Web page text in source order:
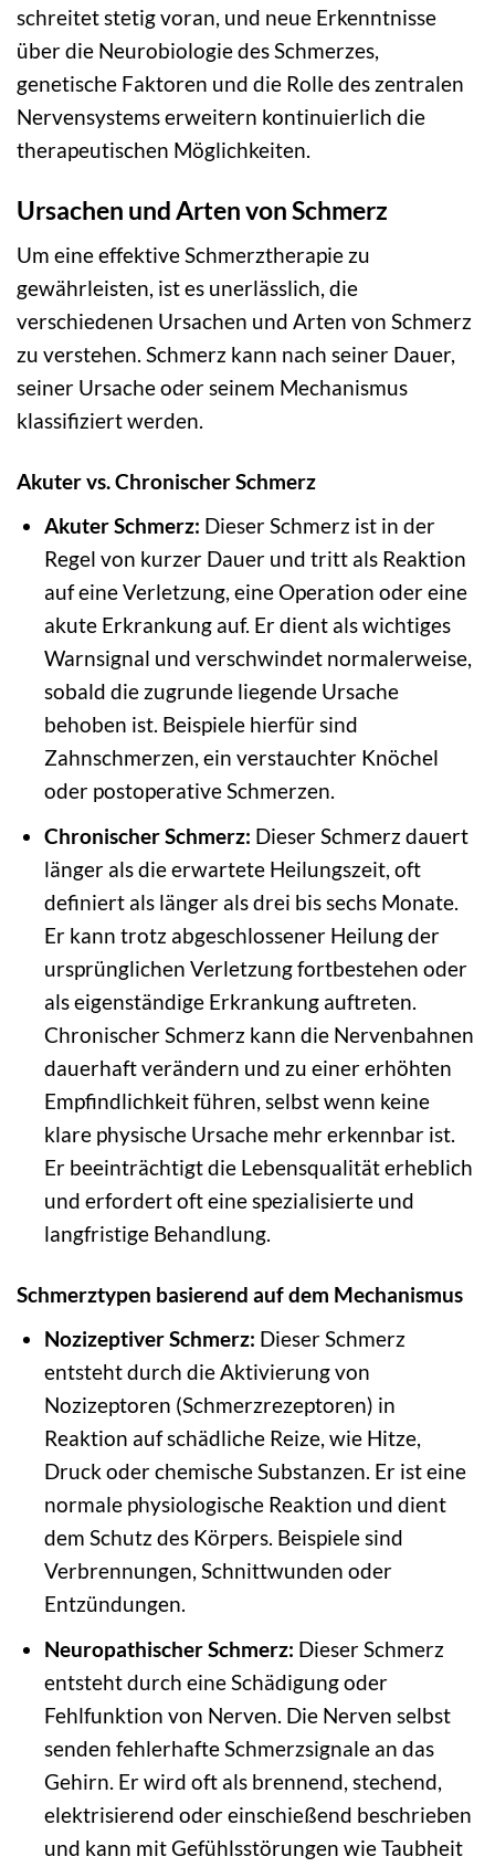
schreitet stetig voran, und neue Erkenntnisse
über die Neurobiologie des Schmerzes,
genetische Faktoren und die Rolle des zentralen
Nervensystems erweitern kontinuierlich die
therapeutischen Möglichkeiten.
Ursachen und Arten von Schmerz
Um eine effektive Schmerztherapie zu
gewährleisten, ist es unerlässlich, die
verschiedenen Ursachen und Arten von Schmerz
zu verstehen. Schmerz kann nach seiner Dauer,
seiner Ursache oder seinem Mechanismus
klassifiziert werden.
Akuter vs. Chronischer Schmerz
Akuter Schmerz: Dieser Schmerz ist in der
Regel von kurzer Dauer und tritt als Reaktion
auf eine Verletzung, eine Operation oder eine
akute Erkrankung auf. Er dient als wichtiges
Warnsignal und verschwindet normalerweise,
sobald die zugrunde liegende Ursache
behoben ist. Beispiele hierfür sind
Zahnschmerzen, ein verstauchter Knöchel
oder postoperative Schmerzen.
Chronischer Schmerz: Dieser Schmerz dauert
länger als die erwartete Heilungszeit, oft
definiert als länger als drei bis sechs Monate.
Er kann trotz abgeschlossener Heilung der
ursprünglichen Verletzung fortbestehen oder
als eigenständige Erkrankung auftreten.
Chronischer Schmerz kann die Nervenbahnen
dauerhaft verändern und zu einer erhöhten
Empfindlichkeit führen, selbst wenn keine
klare physische Ursache mehr erkennbar ist.
Er beeinträchtigt die Lebensqualität erheblich
und erfordert oft eine spezialisierte und
langfristige Behandlung.
Schmerztypen basierend auf dem Mechanismus
Nozizeptiver Schmerz: Dieser Schmerz
entsteht durch die Aktivierung von
Nozizeptoren (Schmerzrezeptoren) in
Reaktion auf schädliche Reize, wie Hitze,
Druck oder chemische Substanzen. Er ist eine
normale physiologische Reaktion und dient
dem Schutz des Körpers. Beispiele sind
Verbrennungen, Schnittwunden oder
Entzündungen.
Neuropathischer Schmerz: Dieser Schmerz
entsteht durch eine Schädigung oder
Fehlfunktion von Nerven. Die Nerven selbst
senden fehlerhafte Schmerzsignale an das
Gehirn. Er wird oft als brennend, stechend,
elektrisierend oder einschießend beschrieben
und kann mit Gefühlsstörungen wie Taubheit